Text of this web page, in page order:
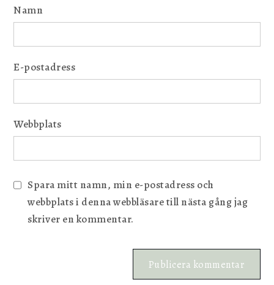
Namn
E-postadress
Webbplats
Spara mitt namn, min e-postadress och
webbplats i denna webbläsare till nästa gång jag
skriver en kommentar.